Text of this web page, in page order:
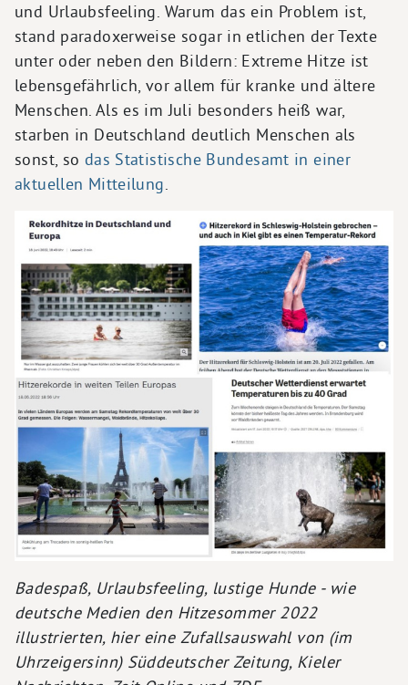
und Urlaubsfeeling. Warum das ein Problem ist,
stand paradoxerweise sogar in etlichen der Texte
unter oder neben den Bildern: Extreme Hitze ist
lebensgefährlich, vor allem für kranke und ältere
Menschen. Als es im Juli besonders heiß war,
starben in Deutschland deutlich Menschen als
sonst, so das Statistische Bundesamt in einer
aktuellen Mitteilung.
Badespaß, Urlaubsfeeling, lustige Hunde - wie
deutsche Medien den Hitzesommer 2022
illustrierten, hier eine Zufallsauswahl von (im
Uhrzeigersinn) Süddeutscher Zeitung, Kieler